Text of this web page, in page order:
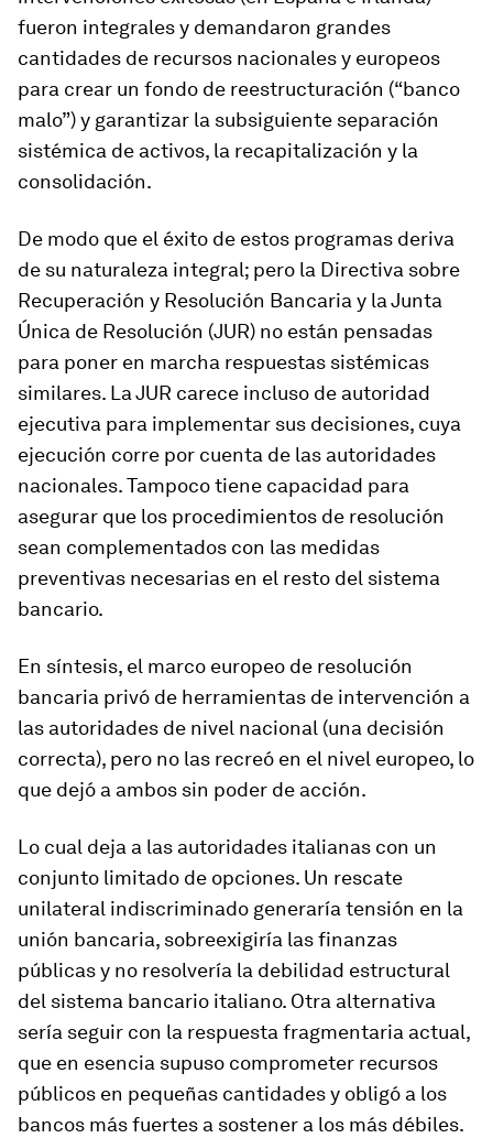
fueron integrales y demandaron grandes
cantidades de recursos nacionales y europeos
para crear un fondo de reestructuración (“banco
malo”) y garantizar la subsiguiente separación
sistémica de activos, la recapitalización y la
consolidación.
De modo que el éxito de estos programas deriva
de su naturaleza integral; pero la Directiva sobre
Recuperación y Resolución Bancaria y la Junta
Única de Resolución (JUR) no están pensadas
para poner en marcha respuestas sistémicas
similares. La JUR carece incluso de autoridad
ejecutiva para implementar sus decisiones, cuya
ejecución corre por cuenta de las autoridades
nacionales. Tampoco tiene capacidad para
asegurar que los procedimientos de resolución
sean complementados con las medidas
preventivas necesarias en el resto del sistema
bancario.
En síntesis, el marco europeo de resolución
bancaria privó de herramientas de intervención a
las autoridades de nivel nacional (una decisión
correcta), pero no las recreó en el nivel europeo, lo
que dejó a ambos sin poder de acción.
Lo cual deja a las autoridades italianas con un
conjunto limitado de opciones. Un rescate
unilateral indiscriminado generaría tensión en la
unión bancaria, sobreexigiría las finanzas
públicas y no resolvería la debilidad estructural
del sistema bancario italiano. Otra alternativa
sería seguir con la respuesta fragmentaria actual,
que en esencia supuso comprometer recursos
públicos en pequeñas cantidades y obligó a los
bancos más fuertes a sostener a los más débiles.